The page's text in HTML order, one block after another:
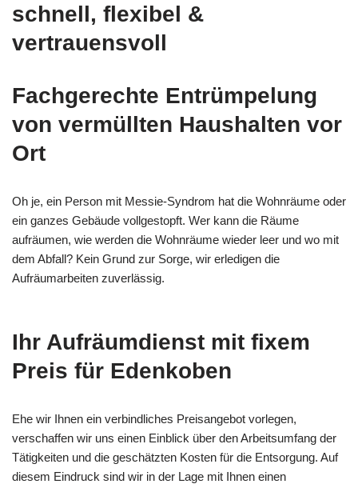
schnell, flexibel &
vertrauensvoll
Fachgerechte Entrümpelung
von vermüllten Haushalten vor
Ort
Oh je, ein Person mit Messie-Syndrom hat die Wohnräume oder
ein ganzes Gebäude vollgestopft. Wer kann die Räume
aufräumen, wie werden die Wohnräume wieder leer und wo mit
dem Abfall? Kein Grund zur Sorge, wir erledigen die
Aufräumarbeiten zuverlässig.
Ihr Aufräumdienst mit fixem
Preis für Edenkoben
Ehe wir Ihnen ein verbindliches Preisangebot vorlegen,
verschaffen wir uns einen Einblick über den Arbeitsumfang der
Tätigkeiten und die geschätzten Kosten für die Entsorgung. Auf
diesem Eindruck sind wir in der Lage mit Ihnen einen